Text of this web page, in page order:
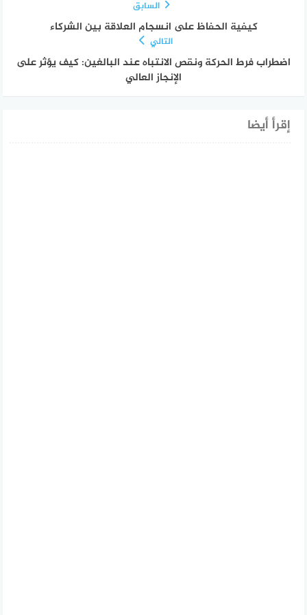
السابق
كيفية الحفاظ على انسجام العلاقة بين الشركاء
التالي
اضطراب فرط الحركة ونقص الانتباه عند البالغين: كيف يؤثر على
الإنجاز العالي
إقرأ أيضا